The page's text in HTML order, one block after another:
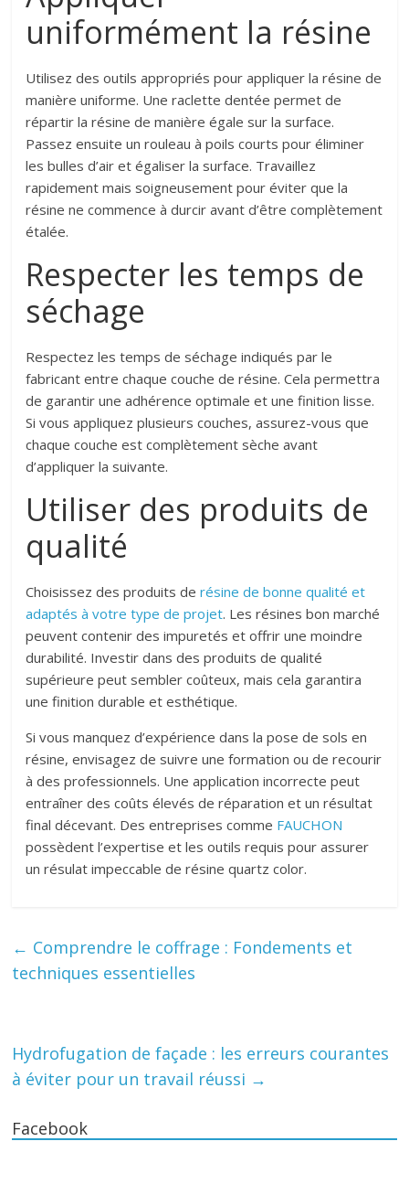
uniformément la résine
Utilisez des outils appropriés pour appliquer la résine de
manière uniforme. Une raclette dentée permet de
répartir la résine de manière égale sur la surface.
Passez ensuite un rouleau à poils courts pour éliminer
les bulles d’air et égaliser la surface. Travaillez
rapidement mais soigneusement pour éviter que la
résine ne commence à durcir avant d’être complètement
étalée.
Respecter les temps de
séchage
Respectez les temps de séchage indiqués par le
fabricant entre chaque couche de résine. Cela permettra
de garantir une adhérence optimale et une finition lisse.
Si vous appliquez plusieurs couches, assurez-vous que
chaque couche est complètement sèche avant
d’appliquer la suivante.
Utiliser des produits de
qualité
Choisissez des produits derésine de bonne qualité et
adaptés à votre type de projet. Les résines bon marché
peuvent contenir des impuretés et offrir une moindre
durabilité. Investir dans des produits de qualité
supérieure peut sembler coûteux, mais cela garantira
une finition durable et esthétique.
Si vous manquez d’expérience dans la pose de sols en
résine, envisagez de suivre une formation ou de recourir
à des professionnels. Une application incorrecte peut
entraîner des coûts élevés de réparation et un résultat
final décevant. Des entreprises comme FAUCHON
possèdent l’expertise et les outils requis pour assurer
un résulat impeccable de résine quartz color.
← Comprendre le coffrage : Fondements et
techniques essentielles
Hydrofugation de façade : les erreurs courantes
à éviter pour un travail réussi →
Facebook